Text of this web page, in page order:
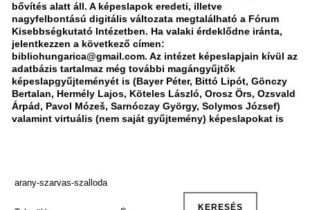
bővítés alatt áll. A képeslapok eredeti, illetve
nagyfelbontású digitális változata megtalálható a Fórum
Kisebbségkutató Intézetben. Ha valaki érdeklődne iránta,
jelentkezzen a következő címen:
bibliohungarica@gmail.com. Az intézet képeslapjain kívül az
adatbázis tartalmaz még további magángyűjtők
képeslapgyűjteményét is (Bayer Péter, Bittó Lipót, Gönczy
Bertalan, Hermély Lajos, Köteles László, Orosz Örs, Ozsvald
Árpád, Pavol Mózeš, Sarnóczay György, Solymos József)
valamint virtuális (nem saját gyűjtemény) képeslapokat is